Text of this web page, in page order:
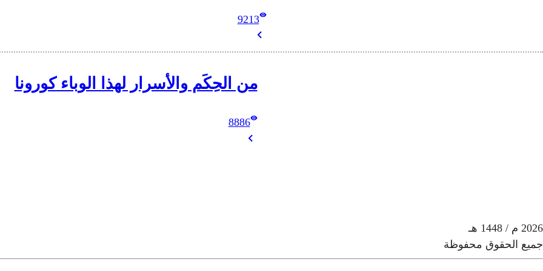
9213
من الحِكَم والأسرار لهذا الوباء كورونا
8886
2026 م / 1448 هـ
جميع الحقوق محفوظة